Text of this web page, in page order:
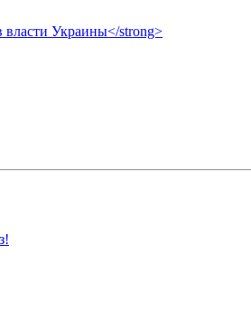
власти Украины</strong>